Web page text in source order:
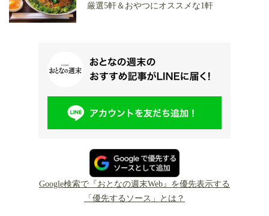
厳選5軒＆おやつにオススメな1軒
Google検索で『おとなの週末Web』を優先表示する
「優先するソース」とは？